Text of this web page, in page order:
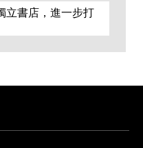
立書店，進一步打